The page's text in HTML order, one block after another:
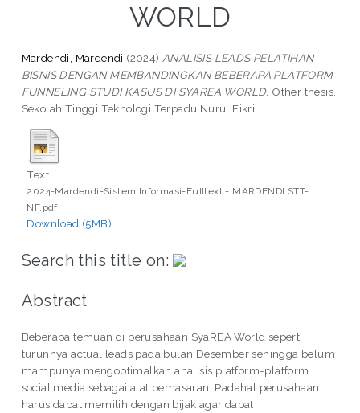
WORLD
Mardendi, Mardendi (2024) ANALISIS LEADS PELATIHAN
BISNIS DENGAN MEMBANDINGKAN BEBERAPA PLATFORM
FUNNELING STUDI KASUS DI SYAREA WORLD. Other thesis,
Sekolah Tinggi Teknologi Terpadu Nurul Fikri.
Text
2024-Mardendi-Sistem Informasi-Fulltext - MARDENDI STT-
NF.pdf
Download (5MB)
Search this title on:
Abstract
Beberapa temuan di perusahaan SyaREA World seperti
turunnya actual leads pada bulan Desember sehingga belum
mampunya mengoptimalkan analisis platform-platform
social media sebagai alat pemasaran. Padahal perusahaan
harus dapat memilih dengan bijak agar dapat